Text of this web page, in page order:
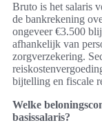
Bruto is het salaris
de bankrekening
ongeveer €3.500
afhankelijk van
zorgverzekering.
bijtelling en fiscale
Welke
basissalaris?